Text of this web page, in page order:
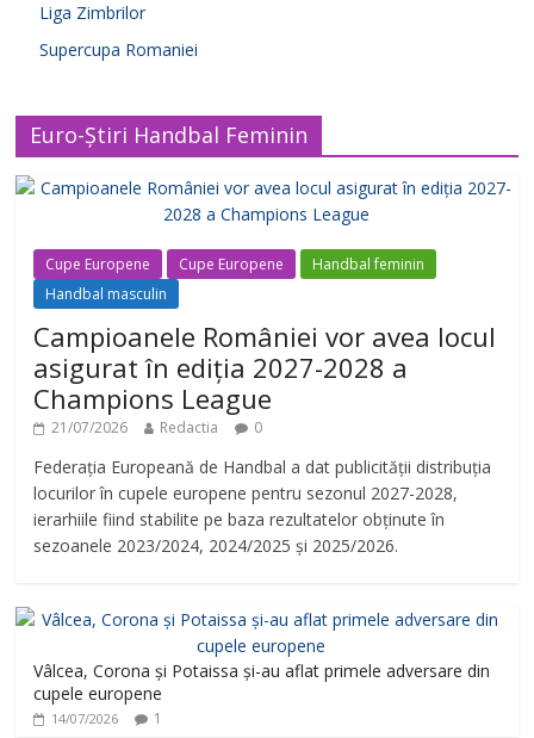
Liga Zimbrilor
Supercupa Romaniei
Euro-Știri Handbal Feminin
Cupe Europene Cupe Europene
Handbal feminin
Handbal masculin
Campioanele României vor avea locul
asigurat în ediția 2027-2028 a
Champions League
21/07/2026 Redactia 0
Federația Europeană de Handbal a dat publicității distribuția
locurilor în cupele europene pentru sezonul 2027-2028,
ierarhiile fiind stabilite pe baza rezultatelor obținute în
sezoanele 2023/2024, 2024/2025 și 2025/2026.
Vâlcea, Corona și Potaissa și-au aflat primele adversare din
cupele europene
14/07/2026 1